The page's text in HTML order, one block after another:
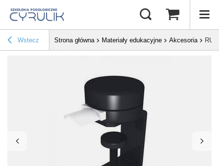
Wstecz Strona główna Materiały edukacyjne Akcesoria